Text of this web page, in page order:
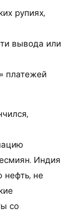
рупиях,
вывода или
платежей
Индия
нефть, не
со